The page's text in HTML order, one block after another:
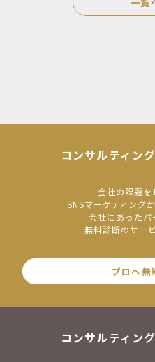
コンサルティン
会社の課題を
SNSマーケティング
会社にあったパ
無料診断のサー
プロへ無
コンサルティン